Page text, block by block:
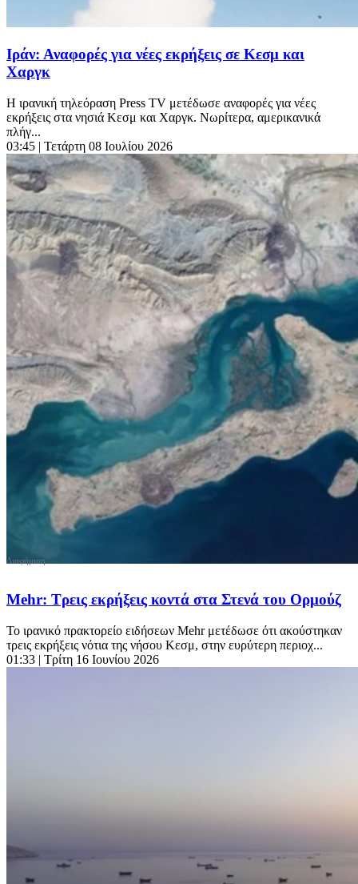
Ιράν: Αναφορές για νέες εκρήξεις σε Κεσμ και
Χαργκ
Η ιρανική τηλεόραση Press TV μετέδωσε αναφορές για νέες
εκρήξεις στα νησιά Κεσμ και Χαργκ. Νωρίτερα, αμερικανικά
πλήγ...
03:45 | Τετάρτη 08 Ιουλίου 2026
Mehr: Τρεις εκρήξεις κοντά στα Στενά του Ορμούζ
Το ιρανικό πρακτορείο ειδήσεων Mehr μετέδωσε ότι ακούστηκαν
τρεις εκρήξεις νότια της νήσου Κεσμ, στην ευρύτερη περιοχ...
01:33 | Τρίτη 16 Ιουνίου 2026